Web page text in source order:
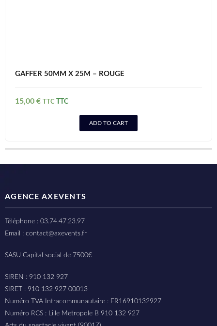
GAFFER 50MM X 25M – ROUGE
15,00 € TTC
ADD TO CART
AGENCE AXEVENTS
Téléphone : 03.74.47.23.97
Email : contact@axevents.fr
SASU Capital social de 7500€
SIREN : 910 132 927
SIRET : 910 132 927 00013
Numéro TVA Intracommunautaire : FR16910132927
Numéro RCS : Lille Metropole B 910 132 927